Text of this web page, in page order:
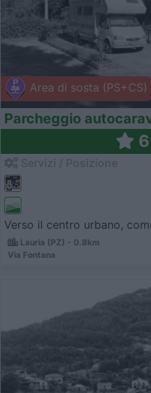
Area di sosta (PS+CS)
Parcheggio
6
Verso il centro urbano,
Lauria (PZ) - 0.8km
Via Fontana